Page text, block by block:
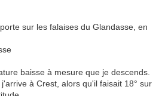
sur les falaises du Glandasse, en
baisse à mesure que je descends.
à Crest, alors qu'il faisait 18° sur